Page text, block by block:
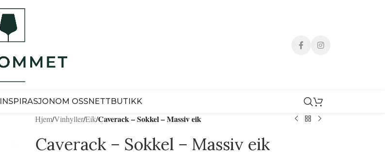
INSPIRASJONOM OSSNETTBUTIKK
Hjem/Vinhyller/Eik/Caverack – Sokkel – Massiv eik
Caverack – Sokkel – Massiv eik